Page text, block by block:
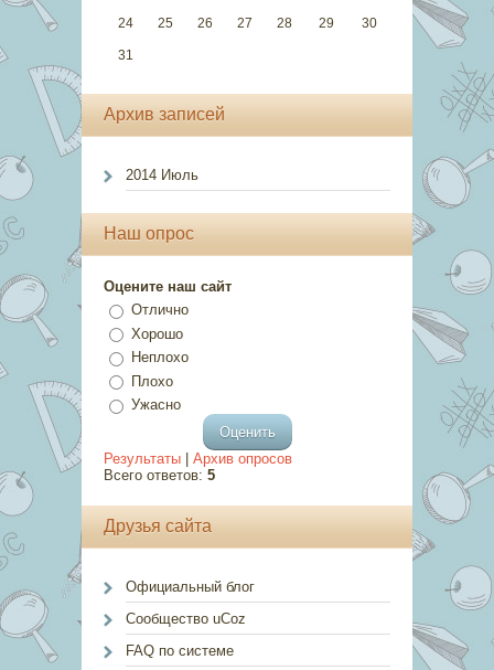
24 25 26 27 28 29 30
31
Архив записей
2014 Июль
Наш опрос
Оцените наш сайт
Отлично
Хорошо
Неплохо
Плохо
Ужасно
Результаты
Архив опросов
Всего ответов: 5
Друзья сайта
Официальный блог
Сообщество uCoz
FAQ по системе